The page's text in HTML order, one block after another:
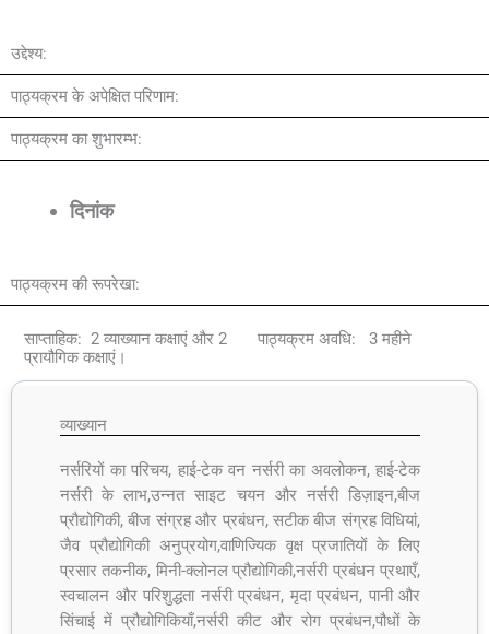
उद्देश्य:
पाठ्यक्रम के अपेक्षित परिणाम:
पाठ्यक्रम का शुभारम्भ:
दिनांक
पाठ्यक्रम की रूपरेखा:
साप्ताहिक: 2 व्याख्यान कक्षाएं और 2
प्रायौगिक कक्षाएं।
पाठ्यक्रम अवधि: 3 महीने
व्याख्यान
नर्सरियों का परिचय, हाई-टेक वन नर्सरी का अवलोकन, हाई-टेक
नर्सरी के लाभ,उन्नत साइट चयन और नर्सरी डिज़ाइन,बीज
प्रौद्योगिकी, बीज संग्रह और प्रबंधन, सटीक बीज संग्रह विधियां,
जैव प्रौद्योगिकी अनुप्रयोग,वाणिज्यिक वृक्ष प्रजातियों के लिए
प्रसार तकनीक, मिनी-क्लोनल प्रौद्योगिकी,नर्सरी प्रबंधन प्रथाएँ,
स्वचालन और परिशुद्धता नर्सरी प्रबंधन, मृदा प्रबंधन, पानी और
सिंचाई में प्रौद्योगिकियाँ,नर्सरी कीट और रोग प्रबंधन,पौधों के